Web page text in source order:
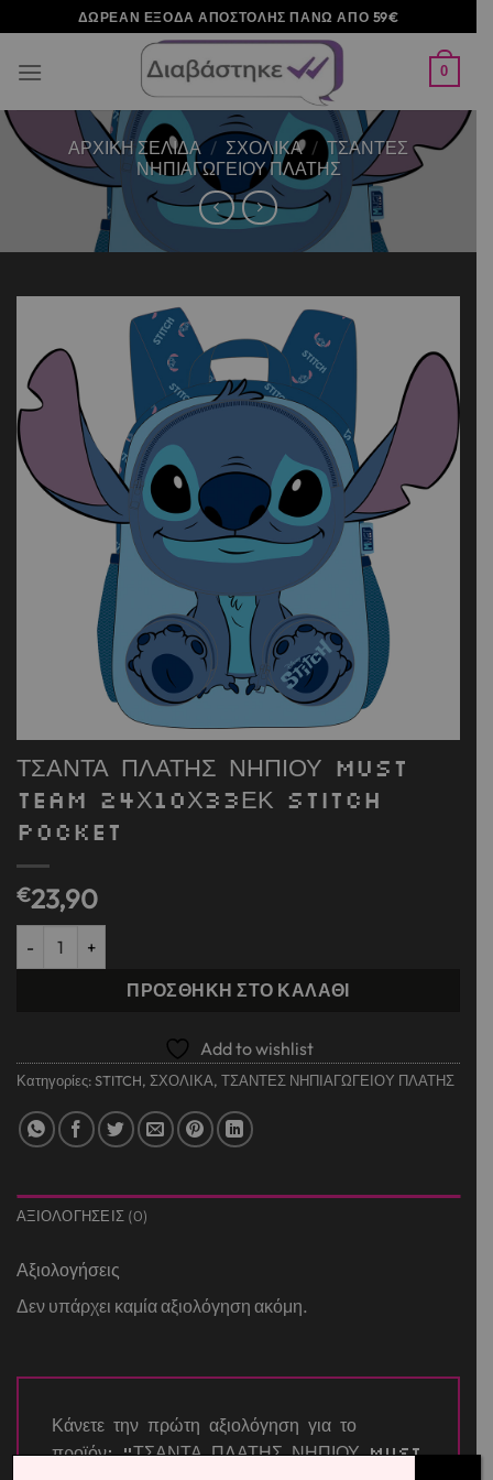
στο
περιεχόμενο
ΔΩΡΕΑΝ ΕΞΟΔΑ ΑΠΟΣΤΟΛΗΣ ΠΑΝΩ ΑΠΟ 59€
0
ΑΡΧΙΚΉ ΣΕΛΊΔΑ / ΣΧΟΛΙΚΑ / ΤΣΑΝΤΕΣ
ΝΗΠΙΑΓΩΓΕΙΟΥ ΠΛΑΤΗΣ
Add to
wishlist
ΤΣΑΝΤΑ ΠΛΑΤΗΣ ΝΗΠΙΟΥ MUST
TEAM 24Χ10Χ33ΕΚ STITCH
POCKET
€23,90
ΤΣΑΝΤΑ ΠΛΑΤΗΣ ΝΗΠΙΟΥ MUST TEAM 24Χ10Χ33ΕΚ STITCH
ΠΡΟΣΘΉΚΗ ΣΤΟ ΚΑΛΆΘΙ
Add to wishlist
Κατηγορίες:STITCH, ΣΧΟΛΙΚΑ, ΤΣΑΝΤΕΣ ΝΗΠΙΑΓΩΓΕΙΟΥ ΠΛΑΤΗΣ
ΑΞΙΟΛΟΓΉΣΕΙΣ (0)
Αξιολογήσεις
Δεν υπάρχει καμία αξιολόγηση ακόμη.
Κάνετε την πρώτη αξιολόγηση για το
προϊόν: “ΤΣΑΝΤΑ ΠΛΑΤΗΣ ΝΗΠΙΟΥ MUST